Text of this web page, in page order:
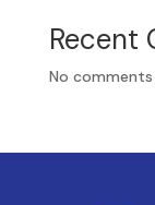
Recent
No